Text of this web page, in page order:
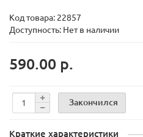
Код товара: 22857
Доступность: Нет в наличии
590.00 р.
Закончился
Краткие характеристики